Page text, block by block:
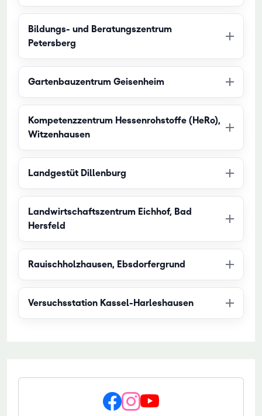
Bildungs- und Beratungszentrum
Petersberg
Gartenbauzentrum Geisenheim
Kompetenzzentrum Hessenrohstoffe (HeRo),
Witzenhausen
Landgestüt Dillenburg
Landwirtschaftszentrum Eichhof, Bad
Hersfeld
Rauischholzhausen, Ebsdorfergrund
Versuchsstation Kassel-Harleshausen